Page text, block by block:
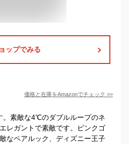
ップでみる
価格と在庫をAmazonでチェック >>
素敵な4℃のダブルループのネ
レガントで素敵です。ピンクゴ
なペアルック、ディズニー王子